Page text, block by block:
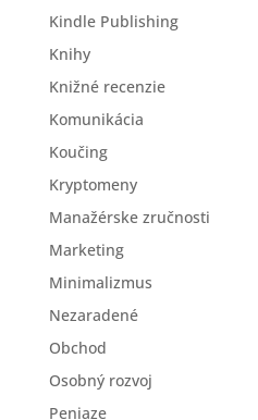
Kindle Publishing
Knihy
Knižné recenzie
Komunikácia
Koučing
Kryptomeny
Manažérske zručnosti
Marketing
Minimalizmus
Nezaradené
Obchod
Osobný rozvoj
Peniaze